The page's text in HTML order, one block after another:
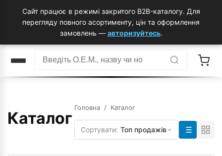
Каталог
Головна / Каталог
Сортувати: Топ продажів
Сайт працює в режимі закритого B2B-каталогу. Для
перегляду повного асортименту, цін та оформлення
замовлень — авторизуйтесь.